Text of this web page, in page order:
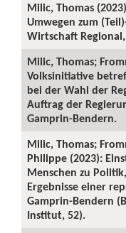
Milic, Thomas
Umwegen zum
Wirtschaft
Milic, Thomas;
Volksinitiative
bei der Wahl der
Auftrag der
Gamprin-Bendern.
Milic, Thomas;
Philippe (2023):
Menschen zu
Ergebnisse einer
Gamprin-Bendern
Institut, 52).